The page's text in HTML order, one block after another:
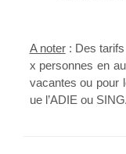
A noter: Des tarifs
x personnes en
vacantes ou pour
ue l’ADIE ou